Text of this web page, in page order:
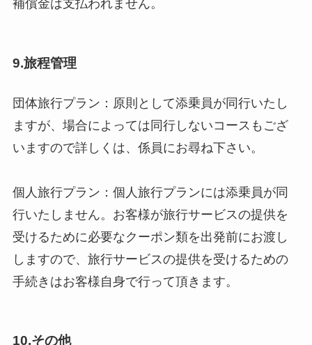
補償金は支払われません。
9.旅程管理
団体旅行プラン：原則として添乗員が同行いたし
ますが、場合によっては同行しないコースもござ
いますので詳しくは、係員にお尋ね下さい。
個人旅行プラン：個人旅行プランには添乗員が同
行いたしません。お客様が旅行サービスの提供を
受けるために必要なクーポン類を出発前にお渡し
しますので、旅行サービスの提供を受けるための
手続きはお客様自身で行って頂きます。
10.その他